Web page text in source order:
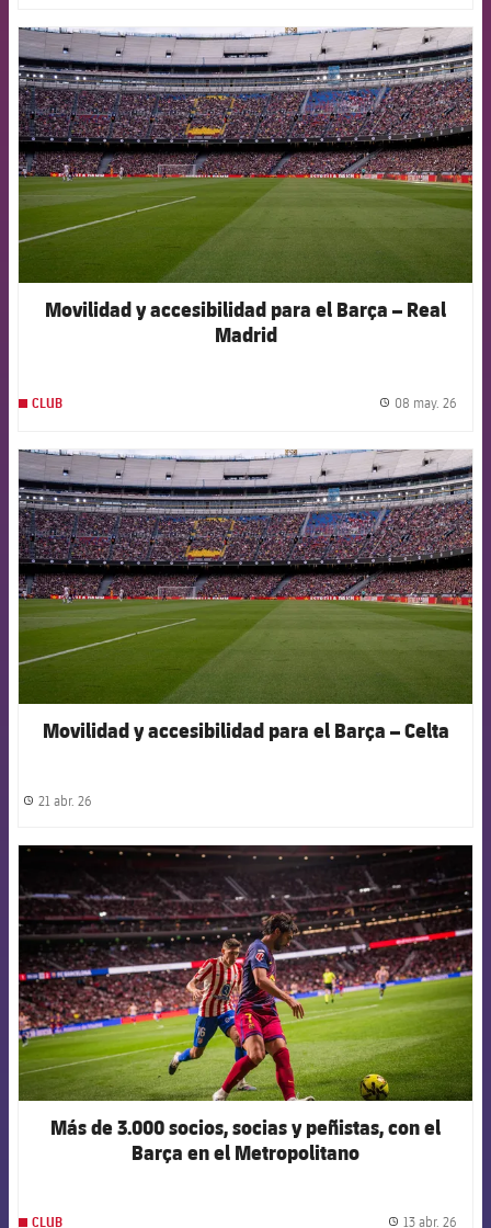
FCB Barcelona badge
Movilidad y accesibilidad para el Barça – Real
Madrid
CLUB 08 may. 26
FCB Barcelona badge
Movilidad y accesibilidad para el Barça – Celta
label.share.clock
21 abr. 26
FCB Barcelona badge
Más de 3.000 socios, socias y peñistas, con el
Barça en el Metropolitano
CLUB 13 abr. 26